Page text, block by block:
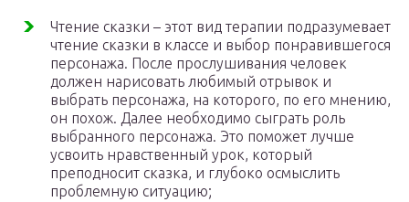
Чтение сказки – этот вид терапии подразумевает
чтение сказки в классе и выбор понравившегося
персонажа. После прослушивания человек
должен нарисовать любимый отрывок и
выбрать персонажа, на которого, по его мнению,
он похож. Далее необходимо сыграть роль
выбранного персонажа. Это поможет лучше
усвоить нравственный урок, который
преподносит сказка, и глубоко осмыслить
проблемную ситуацию;